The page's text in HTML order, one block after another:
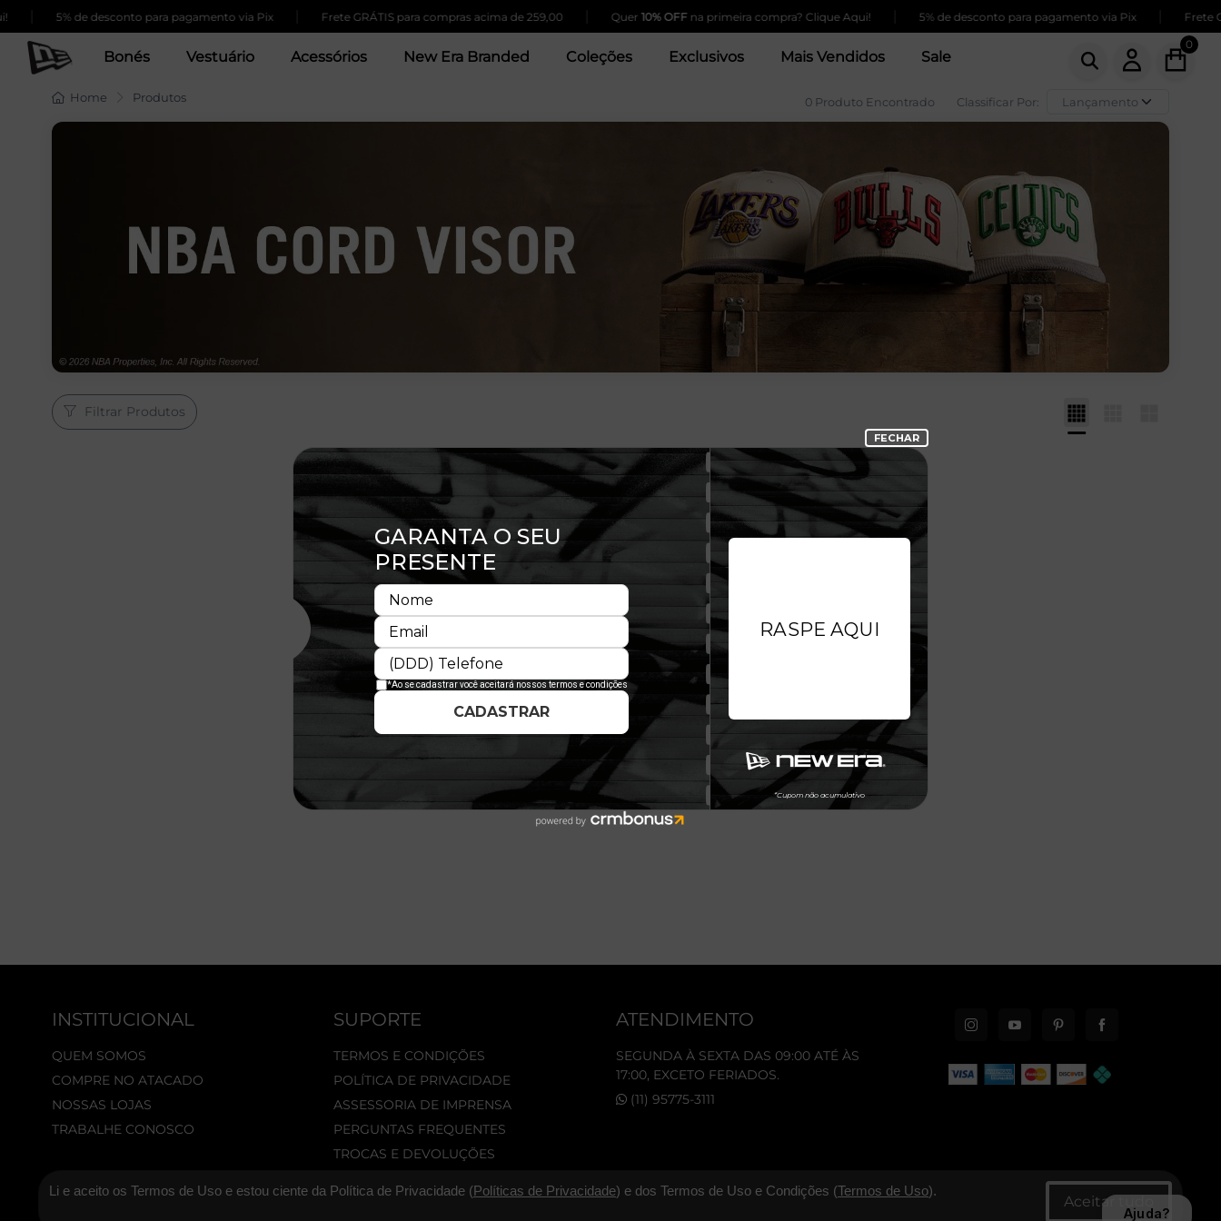
5% de desconto para pagamento via Pix Frete GRÁTIS para compras acima de 259,00 Quer10% OFFna primeira compra? Clique Aqui! 5% de desconto para pagamento via Pix Frete
Bonés Vestuário Acessórios New Era Branded Coleções Exclusivos Mais Vendidos Sale
0
Home Produtos 0 Produto Encontrado Classificar Por:
Filtrar Produtos
INSTITUCIONAL
QUEM SOMOS
COMPRE NO ATACADO
NOSSAS LOJAS
TRABALHE CONOSCO
SUPORTE
TERMOS E CONDIÇÕES
POLÍTICA DE PRIVACIDADE
ASSESSORIA DE IMPRENSA
PERGUNTAS FREQUENTES
TROCAS E DEVOLUÇÕES
ATENDIMENTO
SEGUNDA À SEXTA DAS 09:00 ATÉ ÀS
17:00, EXCETO FERIADOS.
(11) 95775-3111
Li e aceito os Termos de Uso e estou ciente da Política de Privacidade (Políticas de Privacidade) e dos Termos de Uso e Condições (Termos de Uso).
Ajuda?